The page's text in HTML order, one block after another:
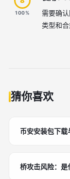
100%
需要确
类型和
猜你喜欢
币安安装包下
桥攻击风险：是